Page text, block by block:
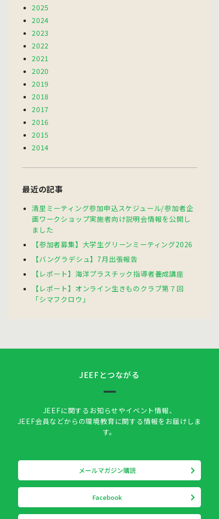
2025
2024
2023
2022
2021
2020
2019
2018
2017
2016
2015
2014
最近の記事
清里ミーティング参加申込スケジュール/参加者企
画ワークショップ実施者向け説明会情報を公開し
ました
【参加者募集】大学生グリーンミーティング2026
【バングラデシュ】7月出張報告
【レポート】海洋プラスチック指導者養成講座
【レポート】オンライン生きものクラブ第７回
「シマフクロウ」
JEEFとつながる
JEEFに関するお知らせやイベント情報、
JEEF会員などからの環境教育に関する情報をお届けしま
す。
メールマガジン購読
Facebook